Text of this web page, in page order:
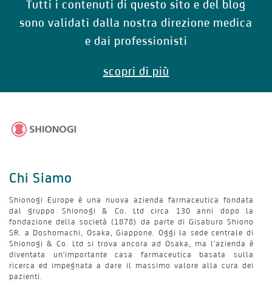
Tutti i contenuti di questo sito e del blog
sono validati dalla nostra direzione medica
e dai professionisti
scopri di più
Chi Siamo
Shionogi Europe è una nuova azienda farmaceutica fondata
dal gruppo Shionogi & Co. Ltd circa 130 anni dopo la
fondazione della società (1878) da parte di Gisaburo Shiono
SR. a Doshomachi, Osaka, Giappone. Oggi la sede centrale di
Shionogi & Co. Ltd si trova ancora ad Osaka, ma l'azienda è
diventata un'importante casa farmaceutica basata sulla
ricerca ed impegnata a dare il massimo valore alla cura dei
pazienti.